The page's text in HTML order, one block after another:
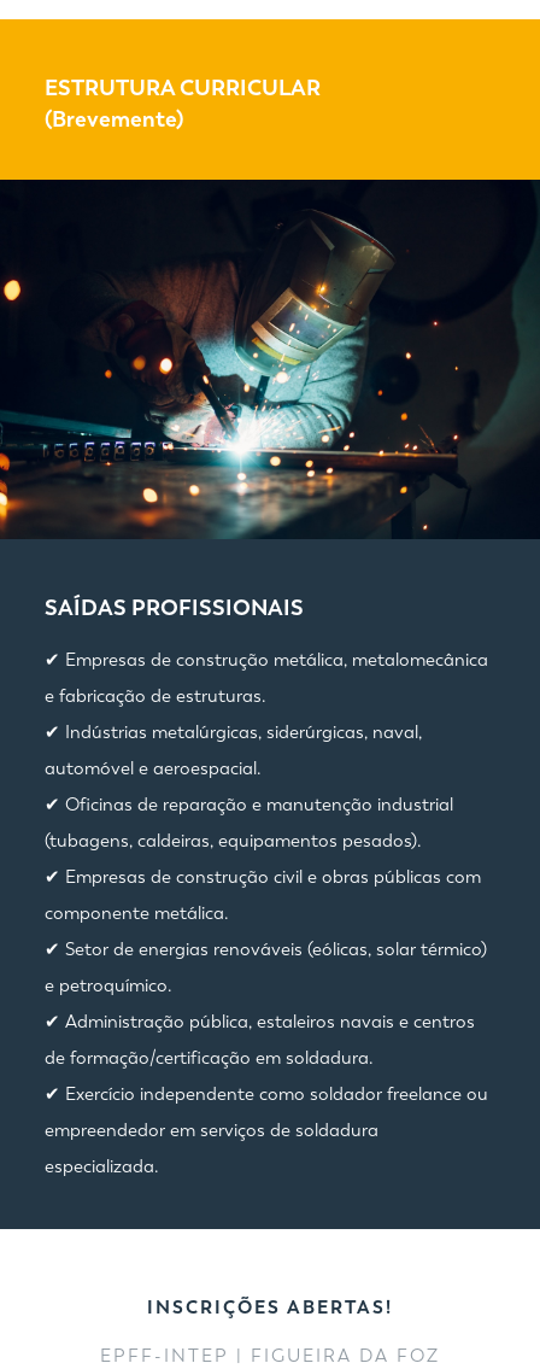
ESTRUTURA CURRICULAR
(Brevemente)
SAÍDAS PROFISSIONAIS
✔ Empresas de construção metálica, metalomecânica
e fabricação de estruturas.
✔ Indústrias metalúrgicas, siderúrgicas, naval,
automóvel e aeroespacial.
✔ Oficinas de reparação e manutenção industrial
(tubagens, caldeiras, equipamentos pesados).
✔ Empresas de construção civil e obras públicas com
componente metálica.
✔ Setor de energias renováveis (eólicas, solar térmico)
e petroquímico.
✔ Administração pública, estaleiros navais e centros
de formação/certificação em soldadura.
✔ Exercício independente como soldador freelance ou
empreendedor em serviços de soldadura
especializada.
INSCRIÇÕES ABERTAS!
EPFF-INTEP | FIGUEIRA DA FOZ